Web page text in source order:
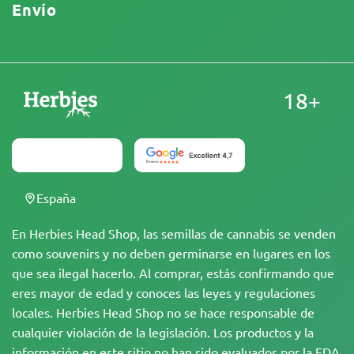
Envío
En Herbies Head Shop, las semillas de cannabis se venden
como souvenirs y no deben germinarse en lugares en los
que sea ilegal hacerlo. Al comprar, estás confirmando que
eres mayor de edad y conoces las leyes y regulaciones
locales. Herbies Head Shop no se hace responsable de
cualquier violación de la legislación. Los productos y la
18+
España